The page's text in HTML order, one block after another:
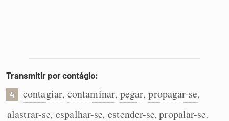
Transmitir por contágio:
4 contagiar, contaminar, pegar, propagar-se,
alastrar-se, espalhar-se, estender-se,propalar-se.